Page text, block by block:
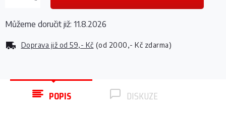
Doprava již od 59,- Kč (od 2000,- Kč zdarma)
Můžeme doručit již: 11.8.2026
POPIS DISKUZE